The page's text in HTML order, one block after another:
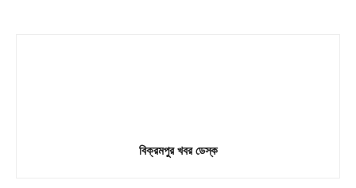
বিক্রমপুর খবর ডেস্ক